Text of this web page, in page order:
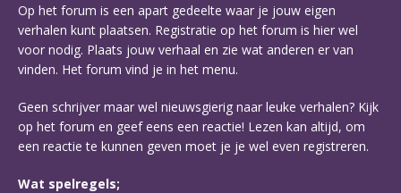
Op het forum is een apart gedeelte waar je jouw eigen
verhalen kunt plaatsen. Registratie op het forum is hier wel
voor nodig. Plaats jouw verhaal en zie wat anderen er van
vinden. Het forum vind je in het menu.
Geen schrijver maar wel nieuwsgierig naar leuke verhalen? Kijk
op het forum en geef eens een reactie! Lezen kan altijd, om
een reactie te kunnen geven moet je je wel even registreren.
Wat spelregels;